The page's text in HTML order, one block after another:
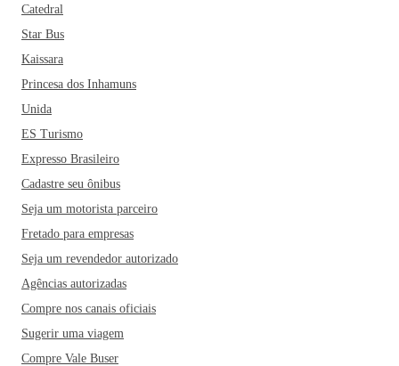
Catedral
Star Bus
Kaissara
Princesa dos Inhamuns
Unida
ES Turismo
Expresso Brasileiro
Cadastre seu ônibus
Seja um motorista parceiro
Fretado para empresas
Seja um revendedor autorizado
Agências autorizadas
Compre nos canais oficiais
Sugerir uma viagem
Compre Vale Buser